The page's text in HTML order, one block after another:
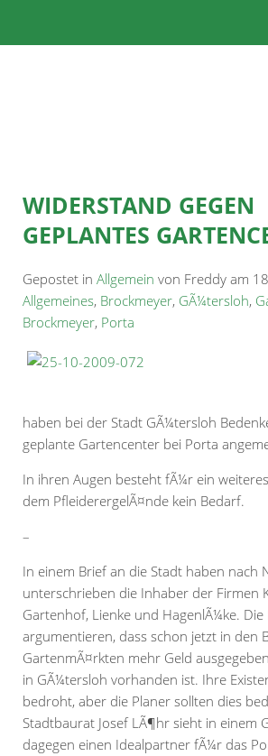
WIDERSTAND GEGEN
GEPLANTES
Gepostet in Allgemein von Freddy am
Allgemeines, Brockmeyer, GÃ¼tersloh,
Brockmeyer, Porta
haben bei der Stadt GÃ¼tersloh
geplante Gartencenter bei Porta
In ihren Augen besteht fÃ¼r ein
dem PfleiderergelÃ¤nde kein Bedarf.
–
In einem Brief an die Stadt haben nach
unterschrieben die Inhaber der Firmen
Gartenhof, Lienke und HagenlÃ¼ke.
argumentieren, dass schon jetzt in den
GartenmÃ¤rkten mehr Geld
in GÃ¼tersloh vorhanden ist. Ihre
bedroht, aber die Planer sollten dies
Stadtbaurat Josef LÃ¶hr sieht in einem
dagegen einen Idealpartner fÃ¼r das